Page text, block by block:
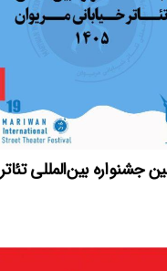
جشنواره بین‌المللی